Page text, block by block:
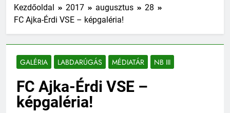
Kezdőoldal 2017 augusztus
28
FC Ajka-Érdi VSE – képgaléria!
GALÉRIA LABDARÚGÁS MÉDIATÁR NB III
FC Ajka-Érdi VSE –
képgaléria!